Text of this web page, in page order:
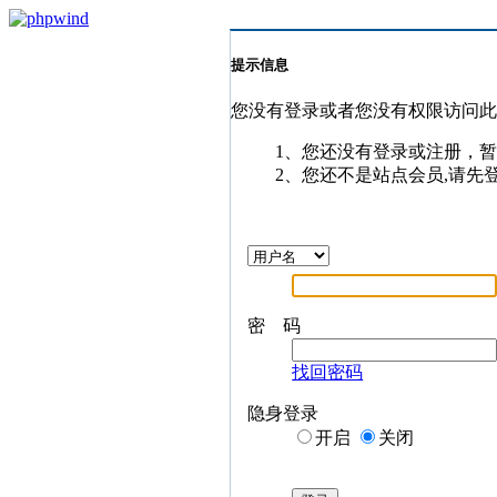
提示信息
您没有登录或者您没有权限访问
1、您还没有登录或注册，
2、您还不是站点会员,请先
密 码
找回密码
隐身登录
开启
关闭